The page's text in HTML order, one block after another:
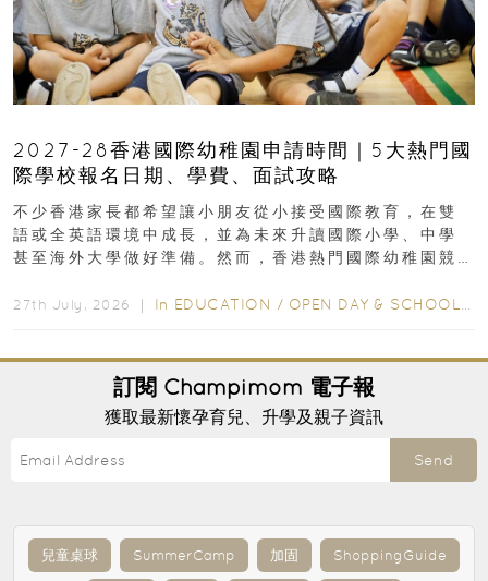
2027-28香港國際幼稚園申請時間｜5大熱門國
際學校報名日期、學費、面試攻略
不少香港家長都希望讓小朋友從小接受國際教育，在雙
語或全英語環境中成長，並為未來升讀國際小學、中學
甚至海外大學做好準備。然而，香港熱門國際幼稚園競
27th July, 2026 ｜ In EDUCATION / OPEN DAY & SCHOOL EVENTS
訂閱 Champimom 電子報
獲取最新懷孕育兒、升學及親子資訊
Send
兒童桌球 SummerCamp 加固 ShoppingGuide